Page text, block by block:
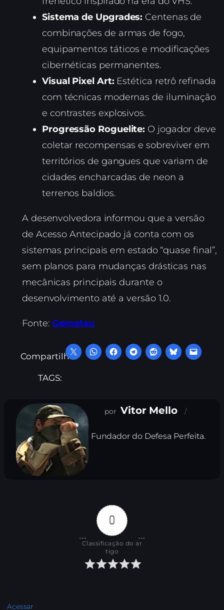
Sistema de Upgrades: Centenas de
combinações de armas de fogo,
equipamentos táticos e modificações
cibernéticas permanentes.
Visual Pixel Art: Estética retrô refinada
com técnicas modernas de iluminação
e contrastes explosivos.
Progressão Roguelite: O jogador deve
coletar recompensas e sobreviver em
territórios de gangues que variam de
cidades encharcadas de neon a
terrenos baldios.
A desenvolvedora informou que a versão
de Acesso Antecipado já conta com os
sistemas principais em estado “quase final”,
sem planos para mudanças drásticas nas
mecânicas principais durante o
desenvolvimento até a versão 1.0.
Fonte:Gematsu
Compartilhe:
TAGS:
Vitor Mello
Fundador do Defesa Perfeita.
0
Classificação do ar
tigo
Acessar